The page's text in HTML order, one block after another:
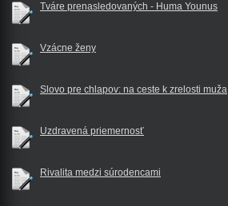
Tváre prenasledovaných - Huma Younus
Vzácne ženy
Slovo pre chlapov: na ceste k zrelosti muža
Uzdravená priemernosť
Rivalita medzi súrodencami